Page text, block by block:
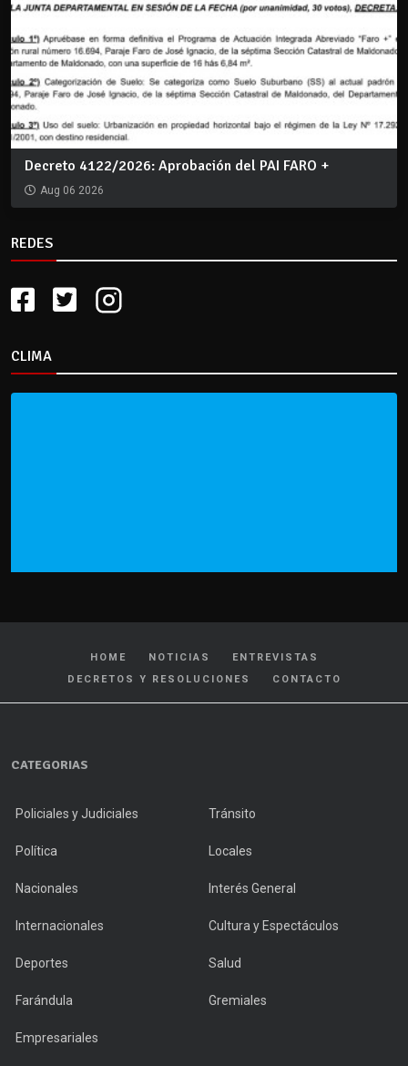
Decreto 4122/2026: Aprobación del PAI FARO +
Aug 06 2026
REDES
CLIMA
HOME NOTICIAS
ENTREVISTAS
DECRETOS Y RESOLUCIONES
CONTACTO
CATEGORIAS
Policiales y Judiciales Tránsito
Política Locales
Nacionales Interés General
Internacionales Cultura y Espectáculos
Deportes Salud
Farándula Gremiales
Empresariales